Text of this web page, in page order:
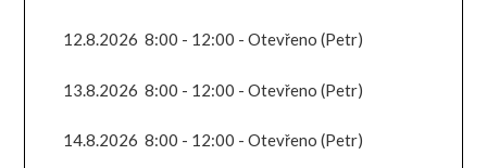
12.8.2026 8:00 - 12:00 -Otevřeno (Petr)
13.8.2026 8:00 - 12:00 -Otevřeno (Petr)
14.8.2026 8:00 - 12:00 -Otevřeno (Petr)